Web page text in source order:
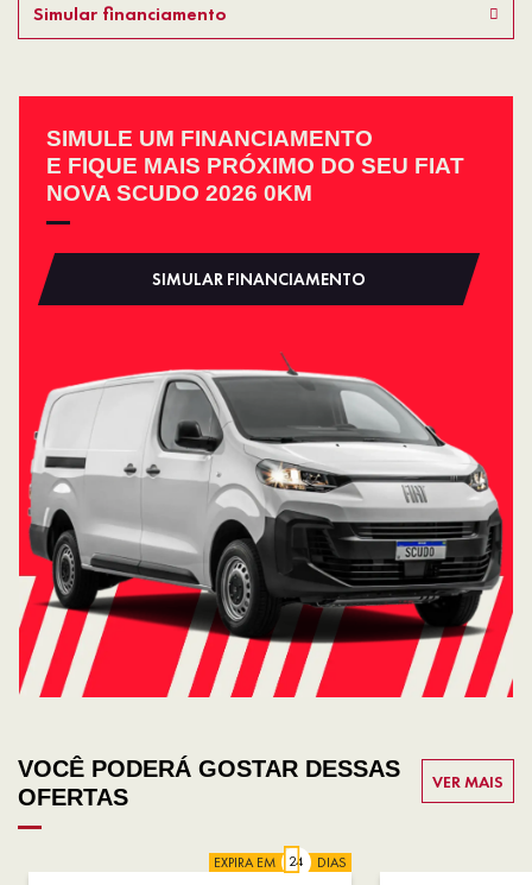
Simular financiamento
SIMULE UM FINANCIAMENTO
E FIQUE MAIS PRÓXIMO DO SEU FIAT
NOVA SCUDO 2026 0KM
SIMULAR FINANCIAMENTO
VOCÊ PODERÁ GOSTAR DESSAS
OFERTAS
VER MAIS
EXPIRA EM DIAS